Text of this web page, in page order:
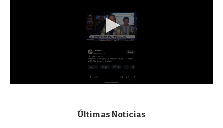
s
Últimas Noticias